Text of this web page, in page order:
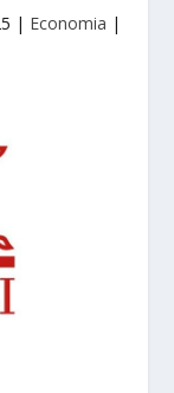
| Economia |